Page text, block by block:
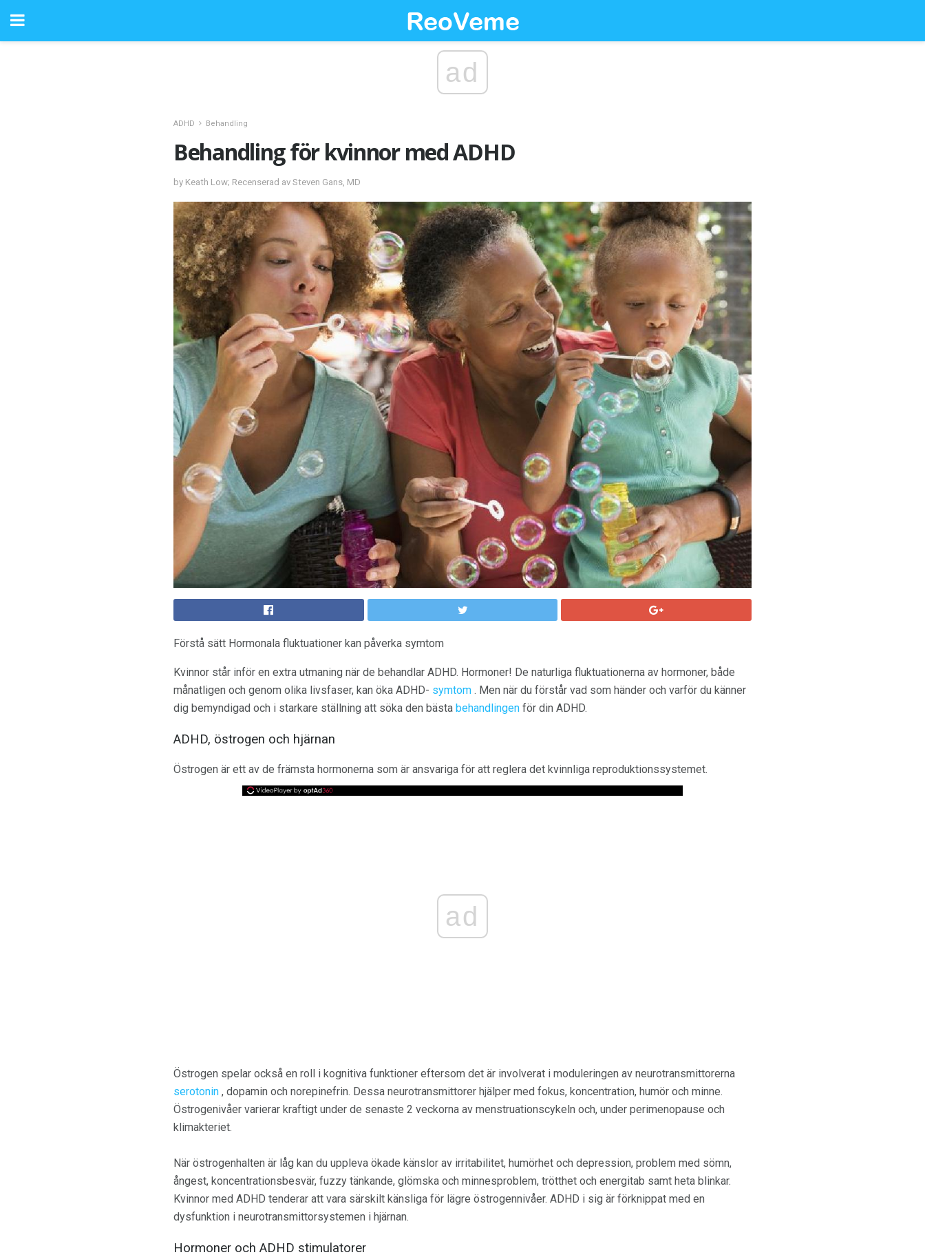
ad
ADHD Behandling
Behandling för kvinnor med ADHD
by Keath Low; Recenserad av Steven Gans, MD
Förstå sätt Hormonala fluktuationer kan påverka symtom
Kvinnor står inför en extra utmaning när de behandlar ADHD. Hormoner! De naturliga fluktuationerna av hormoner, både
månatligen och genom olika livsfaser, kan öka ADHD- symtom . Men när du förstår vad som händer och varför du känner
dig bemyndigad och i starkare ställning att söka den bästa behandlingen för din ADHD.
ADHD, östrogen och hjärnan
Östrogen är ett av de främsta hormonerna som är ansvariga för att reglera det kvinnliga reproduktionssystemet.
ad
Östrogen spelar också en roll i kognitiva funktioner eftersom det är involverat i moduleringen av neurotransmittorerna
serotonin , dopamin och norepinefrin. Dessa neurotransmittorer hjälper med fokus, koncentration, humör och minne.
Östrogenivåer varierar kraftigt under de senaste 2 veckorna av menstruationscykeln och, under perimenopause och
klimakteriet.
När östrogenhalten är låg kan du uppleva ökade känslor av irritabilitet, humörhet och depression, problem med sömn,
ångest, koncentrationsbesvär, fuzzy tänkande, glömska och minnesproblem, trötthet och energitab samt heta blinkar.
Kvinnor med ADHD tenderar att vara särskilt känsliga för lägre östrogennivåer. ADHD i sig är förknippat med en
dysfunktion i neurotransmittorsystemen i hjärnan.
Hormoner och ADHD stimulatorer